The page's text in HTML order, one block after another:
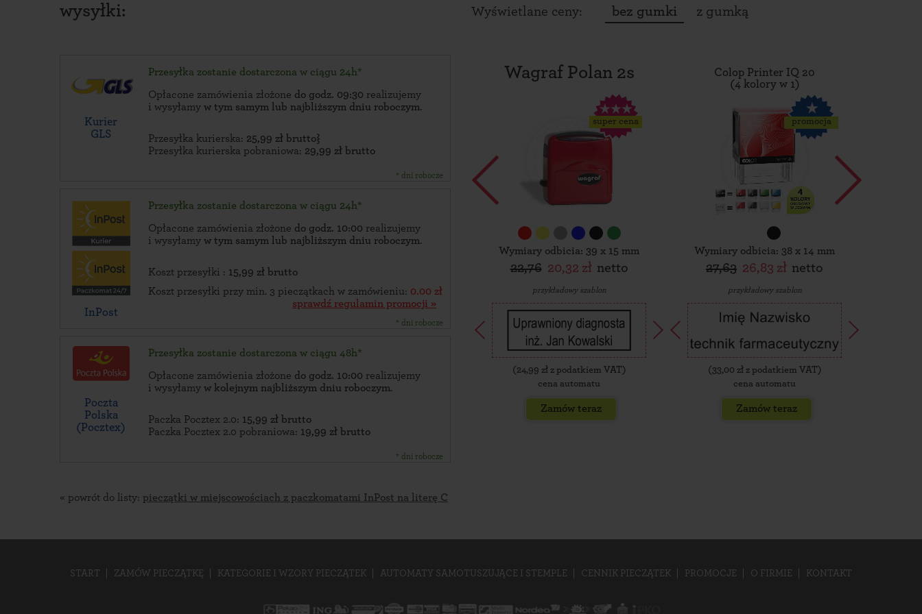
wysyłki:
Kurier
GLS
Przesyłka zostanie dostarczona w ciągu 24h*
Opłacone zamówienia złożone do godz. 09:30 realizujemy
i wysyłamy w tym samym lub najbliższym dniu roboczym.
Przesyłka kurierska: 25,99 zł brutto}
Przesyłka kurierska pobraniowa: 29,99 zł brutto
* dni robocze
InPost
Przesyłka zostanie dostarczona w ciągu 24h*
Opłacone zamówienia złożone do godz. 10:00 realizujemy
i wysyłamy w tym samym lub najbliższym dniu roboczym.
Koszt przesyłki : 15,99 zł brutto
Koszt przesyłki przy min. 3 pieczątkach w zamówieniu: 0.00 zł
sprawdź regulamin promocji »
* dni robocze
Poczta
Polska
(Pocztex)
Przesyłka zostanie dostarczona w ciągu 48h*
Opłacone zamówienia złożone do godz. 10:00 realizujemy
i wysyłamy w kolejnym najbliższym dniu roboczym.
Paczka Pocztex 2.0: 15,99 zł brutto
Paczka Pocztex 2.0 pobraniowa: 19,99 zł brutto
* dni robocze
Wyświetlane ceny:
bez gumki z gumką
Wagraf Polan 2s
super cena
Wymiary odbicia: 39 x 15 mm
22,76 20,32 zł netto
przykładowy szablon
( 24,99 zł z podatkiem VAT)
cena automatu
Zamów teraz
Colop Printer IQ 20
(4 kolory w 1)
promocja
Wymiary odbicia: 38 x 14 mm
27,63 26,83 zł netto
przykładowy szablon
( 33,00 zł z podatkiem VAT)
cena automatu
Zamów teraz
« powrót do listy: pieczątki w miejscowościach z paczkomatami InPost na literę C
START ZAMÓW PIECZĄTKĘ KATEGORIE I WZORY PIECZĄTEK AUTOMATY SAMOTUSZUJĄCE I STEMPLE CENNIK PIECZĄTEK PROMOCJE O FIRMIE KONTAKT